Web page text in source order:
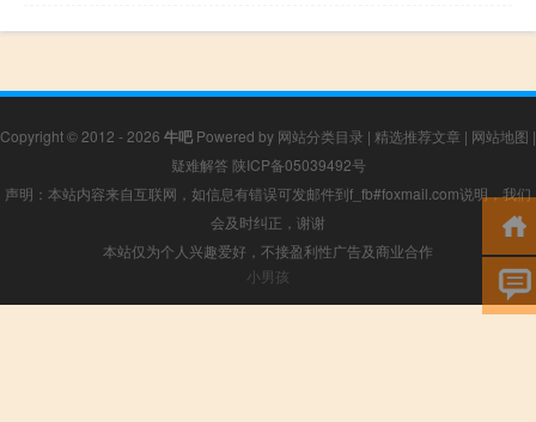
Copyright © 2012 - 2026 牛吧 Powered by 网站分类目录 | 精选推荐文章 | 网站地图 |
疑难解答 陕ICP备05039492号
声明：本站内容来自互联网，如信息有错误可发邮件到f_fb#foxmail.com说明，我们
会及时纠正，谢谢
本站仅为个人兴趣爱好，不接盈利性广告及商业合作
小男孩